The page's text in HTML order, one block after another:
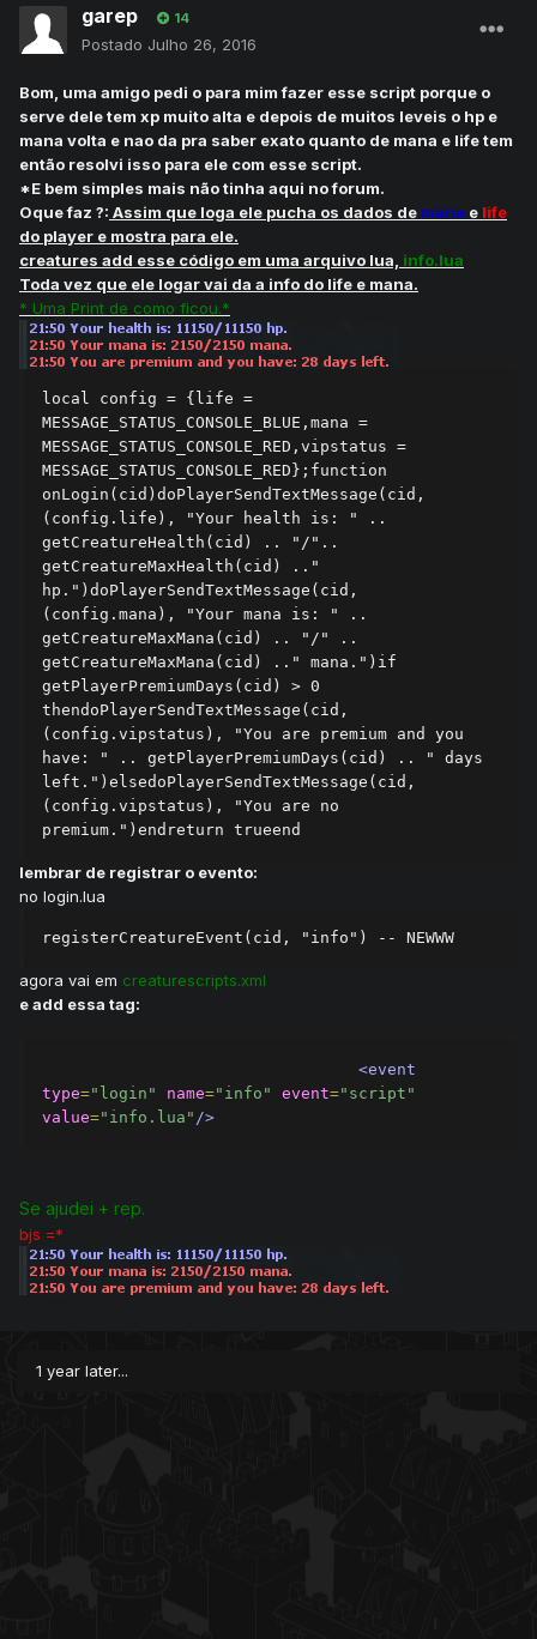
garep 14
Postado Julho 26, 2016
Bom, uma amigo pedi o para mim fazer esse script porque o
serve dele tem xp muito alta e depois de muitos leveis o hp e
mana volta e nao da pra saber exato quanto de mana e life tem
então resolvi isso para ele com esse script.
*E bem simples mais não tinha aqui no forum.
Oque faz ?: Assim que loga ele pucha os dados de mana e life
do player e mostra para ele.
creatures add esse código em uma arquivo lua, info.lua
Toda vez que ele logar vai da a info do life e mana.
* Uma Print de como ficou.*
local config = {life =
MESSAGE_STATUS_CONSOLE_BLUE,mana =
MESSAGE_STATUS_CONSOLE_RED,vipstatus =
MESSAGE_STATUS_CONSOLE_RED};function
onLogin(cid)doPlayerSendTextMessage(cid,
(config.life), "Your health is: " ..
getCreatureHealth(cid) .. "/"..
getCreatureMaxHealth(cid) .."
hp.")doPlayerSendTextMessage(cid,
(config.mana), "Your mana is: " ..
getCreatureMaxMana(cid) .. "/" ..
getCreatureMaxMana(cid) .." mana.")if
getPlayerPremiumDays(cid) > 0
thendoPlayerSendTextMessage(cid,
(config.vipstatus), "You are premium and you
have: " .. getPlayerPremiumDays(cid) .. " days
left.")elsedoPlayerSendTextMessage(cid,
(config.vipstatus), "You are no
premium.")endreturn trueend
lembrar de registrar o evento:
no login.lua
registerCreatureEvent(cid, "info") -- NEWWW
agora vai em creaturescripts.xml
e add essa tag:
<event
type="login" name="info" event="script"
value="info.lua" />
Se ajudei + rep.
bjs =*
1 year later...